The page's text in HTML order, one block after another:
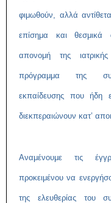
φιμωθούν, αλλά
επίσημα και θεσμικά
απονομή της
πρόγραμμα της
εκπαίδευσης που ήδη
διεκπεραιώνουν κατ’
Αναμένουμε τις
προκειμένου να
της ελευθερίας του